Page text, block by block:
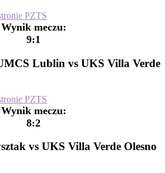
PZTS
Wynik meczu:
9:1
Lublin vs UKS Villa Verde
PZTS
Wynik meczu:
8:2
vs UKS Villa Verde Olesno